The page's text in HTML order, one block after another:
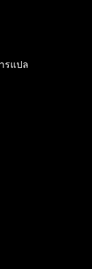
รแปล